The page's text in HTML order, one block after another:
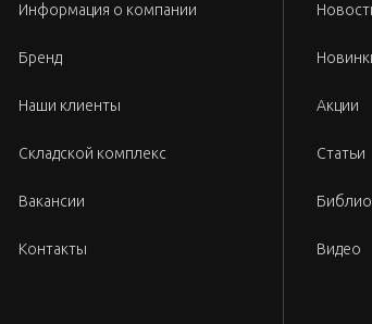
Информация о компании
Бренд
Наши клиенты
Складской комплекс
Вакансии
Контакты
Акции
Статьи
Видео